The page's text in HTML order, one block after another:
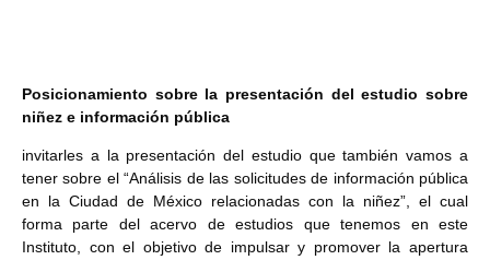
Posicionamiento sobre la presentación del estudio sobre
niñez e información pública
invitarles a la presentación del estudio que también vamos a
tener sobre el“Análisis de las solicitudes de información pública
en la Ciudad de México relacionadas con la niñez”, el cual
forma parte del acervo de estudios que tenemos en este
Instituto, con el objetivo de impulsar y promover la apertura